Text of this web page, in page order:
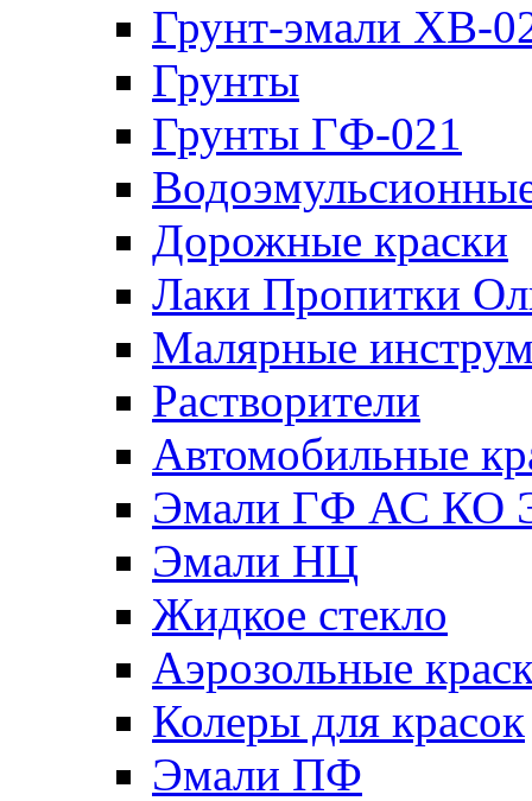
Грунт-эмали ХВ-
Грунты
Грунты ГФ-021
Дорожные краски
Лаки Пропитки
Малярные
Растворители
Автомобильные
Эмали ГФ АС КО
Эмали НЦ
Жидкое стекло
Аэрозольные
Колеры для красок
Эмали ПФ